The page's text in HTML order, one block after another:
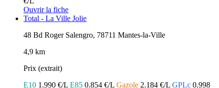
Ouvrir la fiche
Total - La Ville Jolie
48 Bd Roger Salengro, 78711 Mantes-la-Ville
4,9 km
Prix (extrait)
E10 1.990 €/L E85 0.854 €/L Gazole 2.184 €/L GPLc 0.998